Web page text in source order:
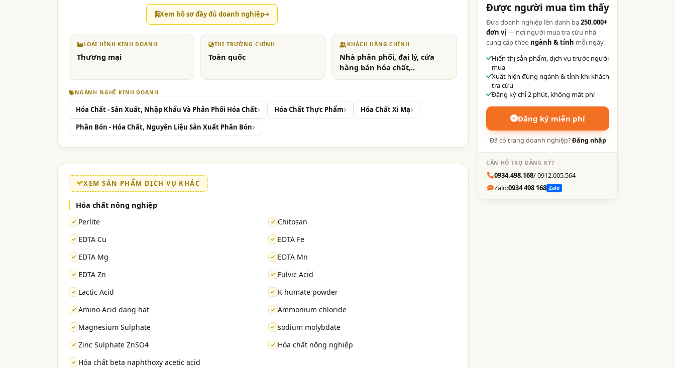
Xem hồ sơ đầy đủ doanh nghiệp
LOẠI HÌNH KINH DOANH
Thương mại
THỊ TRƯỜNG CHÍNH
Toàn quốc
KHÁCH HÀNG CHÍNH
Nhà phân phối, đại lý, cửa
hàng bán hóa chất,..
NGÀNH NGHỀ KINH DOANH
Hóa Chất - Sản Xuất, Nhập Khẩu Và Phân Phối Hóa Chất Hóa Chất Thực Phẩm
Hóa Chất Xi Mạ
Phân Bón - Hóa Chất, Nguyên Liệu Sản Xuất Phân Bón
XEM SẢN PHẨM DỊCH VỤ KHÁC
Hóa chất nông nghiệp
Perlite
Chitosan
EDTA Cu
EDTA Fe
EDTA Mg
EDTA Mn
EDTA Zn
Fulvic Acid
Lactic Acid
K humate powder
Amino Acid dạng hạt
Ammonium chloride
Magnesium Sulphate
sodium molybdate
Zinc Sulphate ZnSO4
Hóa chất nông nghiệp
Hóa chất beta naphthoxy acetic acid
Được người mua tìm thấy
Đưa doanh nghiệp lên danh bạ250.000+
đơn vị — nơi người mua tra cứu nhà
cung cấp theo ngành & tỉnh mỗi ngày.
Hiển thị sản phẩm, dịch vụ trước người
mua
Xuất hiện đúng ngành & tỉnh khi khách
tra cứu
Đăng ký chỉ 2 phút, không mất phí
Đăng ký miễn phí
Đã có trang doanh nghiệp?Đăng nhập
CẦN HỖ TRỢ ĐĂNG KÝ?
0934.498.168/ 0912.005.564
Zalo:0934 498 168 Zalo